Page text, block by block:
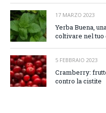
17 MARZO 2023
Yerba Buena,
coltivare nel tuo
5 FEBBRAIO 2023
Cramberry:
contro la cistite